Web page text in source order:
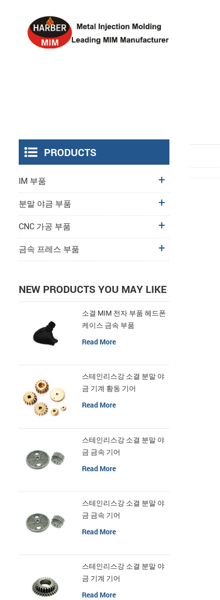
PRODUCTS
IM 부품
분말 야금 부품
CNC 가공 부품
금속 프레스 부품
NEW PRODUCTS YOU MAY LIKE
소결 MIM 전자 부품 헤드폰
케이스 금속 부품
Read More
스테인리스강 소결 분말 야
금 기계 황동 기어
Read More
스테인리스강 소결 분말 야
금 금속 기어
Read More
스테인리스강 소결 분말 야
금 금속 기어
Read More
스테인리스강 소결 분말 야
금 기계 기어
Read More